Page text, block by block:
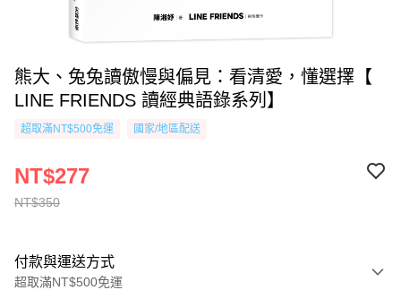
熊大、兔兔讀傲慢與偏見：看清愛，懂選擇【
LINE FRIENDS 讀經典語錄系列】
超取滿NT$500免運 國家/地區配送
NT$350
NT$277
付款與運送方式
超取滿NT$500免運